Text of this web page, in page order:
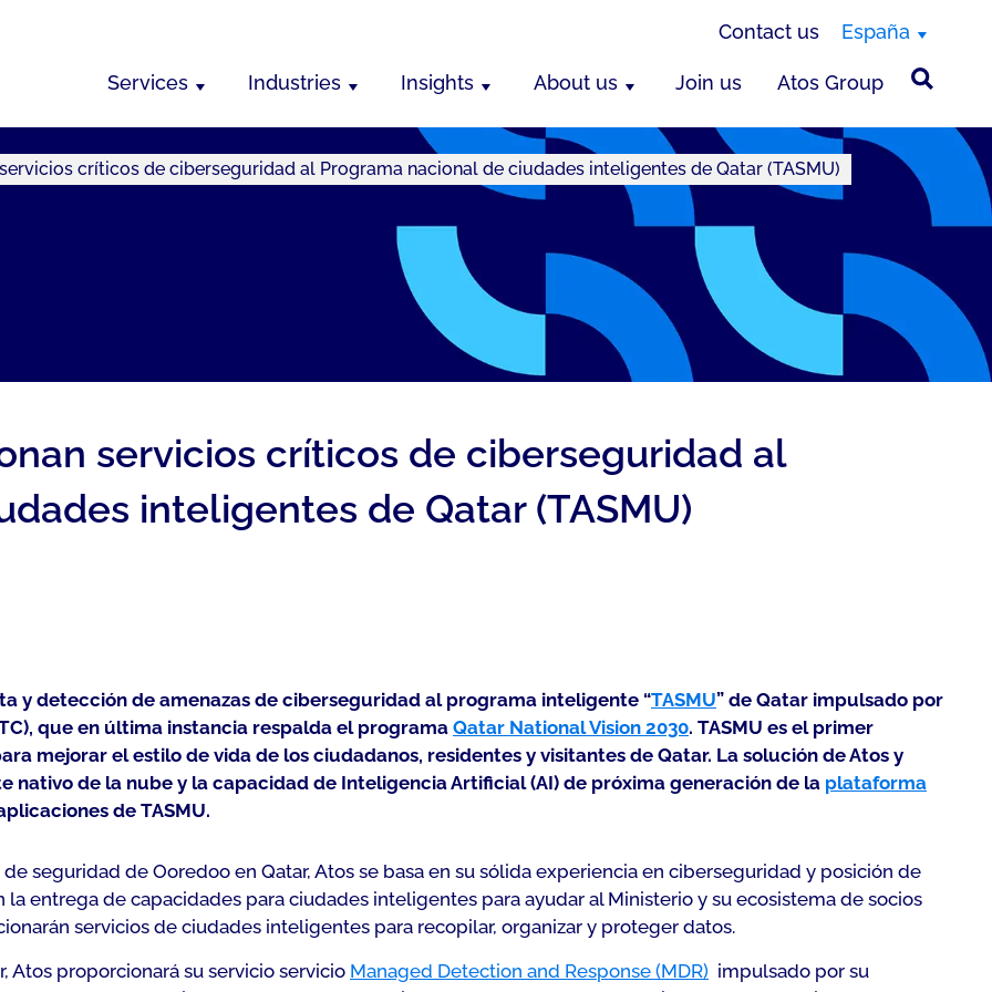
Contact us España
Services Industries Insights About us Join us Atos Group
críticos de ciberseguridad al Programa nacional de ciudades inteligentes de Qatar (TASMU)
servicios críticos de ciberseguridad al
inteligentes de Qatar (TASMU)
y detección de amenazas de ciberseguridad al programa inteligente “TASMU” de Qatar impulsado por
que en última instancia respalda el programa Qatar National Vision 2030. TASMU es el primer
mejorar el estilo de vida de los ciudadanos, residentes y visitantes de Qatar. La solución de Atos y
nativo de la nube y la capacidad de Inteligencia Artificial (AI) de próxima generación de la plataforma
de TASMU.
seguridad de Ooredoo en Qatar, Atos se basa en su sólida experiencia en ciberseguridad y posición de
la entrega de capacidades para ciudades inteligentes para ayudar al Ministerio y su ecosistema de socios
servicios de ciudades inteligentes para recopilar, organizar y proteger datos.
Atos proporcionará su servicio servicio Managed Detection and Response (MDR) impulsado por su